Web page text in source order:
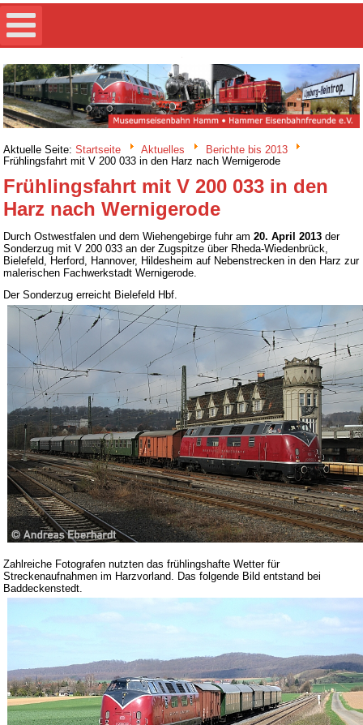
Aktuelle Seite:Startseite Aktuelles
Berichte bis 2013
Frühlingsfahrt mit V 200 033 in den Harz nach Wernigerode
Frühlingsfahrt mit V 200 033 in den
Harz nach Wernigerode
Durch Ostwestfalen und dem Wiehengebirge fuhr am20. April 2013 der
Sonderzug mit V 200 033 an der Zugspitze über Rheda-Wiedenbrück,
Bielefeld, Herford, Hannover, Hildesheim auf Nebenstrecken in den Harz zur
malerischen Fachwerkstadt Wernigerode.
Der Sonderzug erreicht Bielefeld Hbf.
Zahlreiche Fotografen nutzten das frühlingshafte Wetter für
Streckenaufnahmen im Harzvorland. Das folgende Bild entstand bei
Baddeckenstedt.